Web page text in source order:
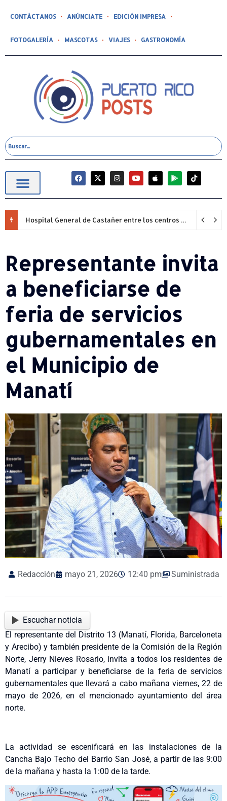
CONTÁCTANOS ANÚNCIATE EDICIÓN IMPRESA
FOTOGALERÍA MASCOTAS VIAJES GASTRONOMÍA
Hospital General de Castañer entre los centros de salud comunitarios con mejor desempeño clínico de Estados Unidos
Representante invita
a beneficiarse de
feria de servicios
gubernamentales en
el Municipio de
Manatí
Redacción mayo 21, 2026 12:40 pm Suministrada
Escuchar noticia
El representante del Distrito 13 (Manatí, Florida, Barceloneta
y Arecibo) y también presidente de la Comisión de la Región
Norte, Jerry Nieves Rosario, invita a todos los residentes de
Manatí a participar y beneficiarse de la feria de servicios
gubernamentales que llevará a cabo mañana viernes, 22 de
mayo de 2026, en el mencionado ayuntamiento del área
norte.
La actividad se escenificará en las instalaciones de la
Cancha Bajo Techo del Barrio San José, a partir de las 9:00
de la mañana y hasta la 1:00 de la tarde.